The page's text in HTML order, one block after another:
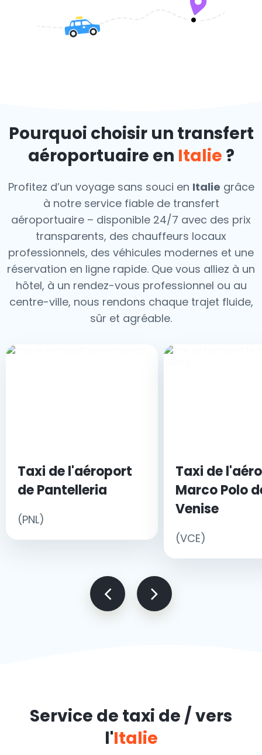
Pourquoi choisir un transfert
aéroportuaire en Italie ?
Profitez d’un voyage sans souci en Italie grâce
à notre service fiable de transfert
aéroportuaire – disponible 24/7 avec des prix
transparents, des chauffeurs locaux
professionnels, des véhicules modernes et une
réservation en ligne rapide. Que vous alliez à un
hôtel, à un rendez-vous professionnel ou au
centre-ville, nous rendons chaque trajet fluide,
sûr et agréable.
Taxi de l'aéroport
de Pantelleria
(PNL)
Taxi de
Marco Polo
Venise
(VCE)
Service de taxi de / vers
l'Italie